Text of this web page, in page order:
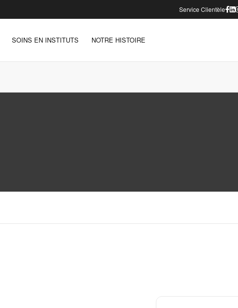
Service Clientèle
SOINS EN INSTITUTS NOTRE HISTOIRE